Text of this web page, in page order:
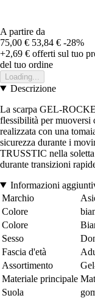
A partire da
75,00 € 53,84 € -28%
+2,69 € offerti sul tuo
del tuo ordine
Loading...
Descrizione
La scarpa GEL-
flessibilità per muoversi
realizzata con una
sicurezza durante i
TRUSSTIC nella
durante transizioni
Informazioni
Marchio
Colore
Colore
Sesso
Fascia d'età
Assortimento
Materiale principale
Suola